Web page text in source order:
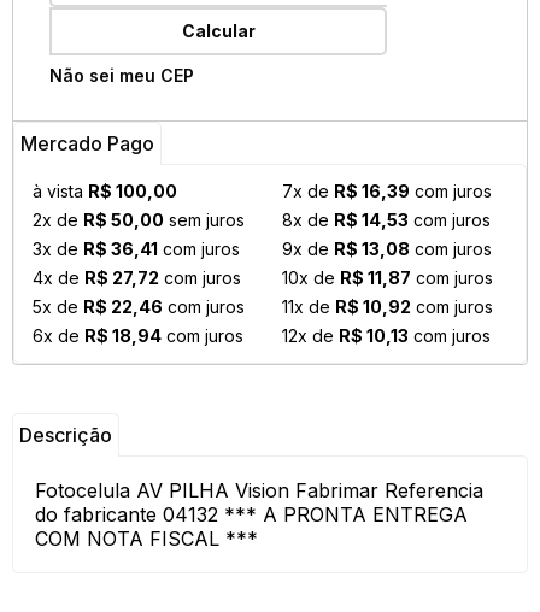
Calcular
Não sei meu CEP
Mercado Pago
à vista R$ 100,00
2x de R$ 50,00 sem juros
3x de R$ 36,41 com juros
4x de R$ 27,72 com juros
5x de R$ 22,46 com juros
6x de R$ 18,94 com juros
7x de R$ 16,39 com juros
8x de R$ 14,53 com juros
9x de R$ 13,08 com juros
10x de R$ 11,87 com juros
11x de R$ 10,92 com juros
12x de R$ 10,13 com juros
Descrição
Fotocelula AV PILHA Vision Fabrimar Referencia
do fabricante 04132 *** A PRONTA ENTREGA
COM NOTA FISCAL ***